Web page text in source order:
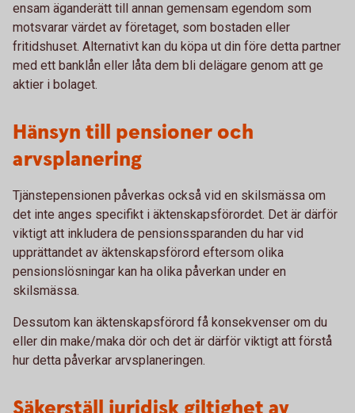
ensam äganderätt till annan gemensam egendom som
motsvarar värdet av företaget, som bostaden eller
fritidshuset. Alternativt kan du köpa ut din före detta partner
med ett banklån eller låta dem bli delägare genom att ge
aktier i bolaget.
Hänsyn till pensioner och
arvsplanering
Tjänstepensionen påverkas också vid en skilsmässa om
det inte anges specifikt i äktenskapsförordet. Det är därför
viktigt att inkludera de pensionssparanden du har vid
upprättandet av äktenskapsförord eftersom olika
pensionslösningar kan ha olika påverkan under en
skilsmässa.
Dessutom kan äktenskapsförord få konsekvenser om du
eller din make/maka dör och det är därför viktigt att förstå
hur detta påverkar arvsplaneringen.